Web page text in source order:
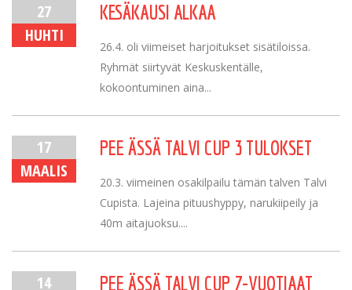
27
HUHTI
KESÄKAUSI ALKAA
26.4. oli viimeiset harjoitukset sisätiloissa.
Ryhmät siirtyvät Keskuskentälle,
kokoontuminen aina...
17
MAALIS
PEE ÄSSÄ TALVI CUP 3 TULOKSET
20.3. viimeinen osakilpailu tämän talven Talvi
Cupista. Lajeina pituushyppy, narukiipeily ja
40m aitajuoksu....
14 PEE ÄSSÄ TALVI CUP 7-VUOTIAAT